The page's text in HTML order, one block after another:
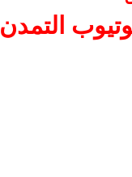
التمدن